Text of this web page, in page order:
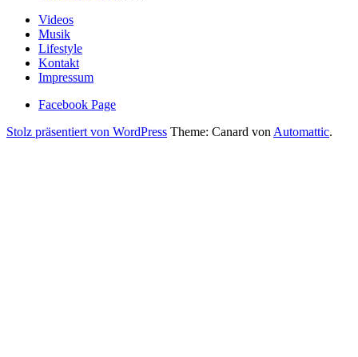
Videos
Musik
Lifestyle
Kontakt
Impressum
Facebook Page
Stolz präsentiert von WordPress Theme: Canard von Automattic.